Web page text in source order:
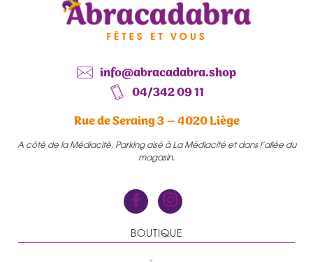
info@abracadabra.shop
04/342 09 11
Rue de Seraing 3 – 4020 Liège
A côté de la Médiacité. Parking aisé à La Médiacité et dans l’allée du
magasin.
BOUTIQUE